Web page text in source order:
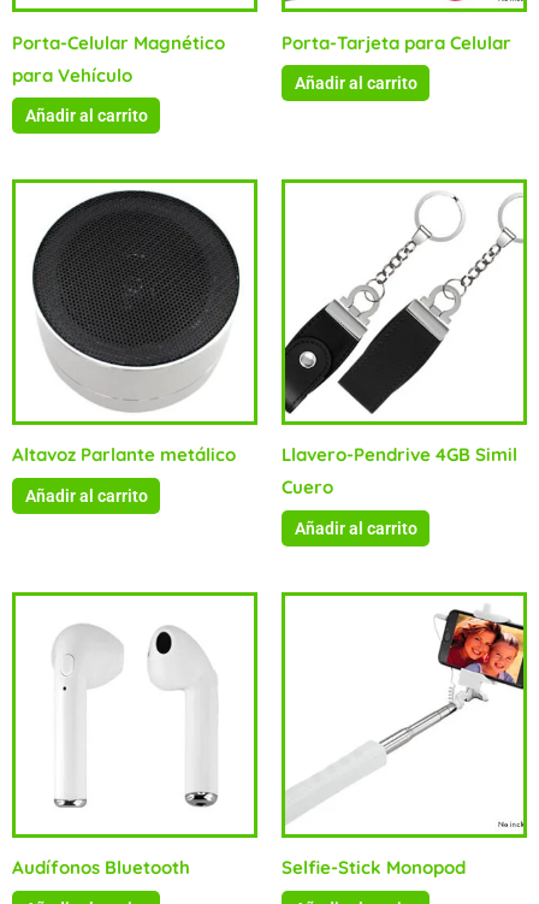
Porta-Celular Magnético
para Vehículo
Añadir al carrito
Porta-Tarjeta para Celular
Añadir al carrito
Altavoz Parlante metálico
Añadir al carrito
Llavero-Pendrive 4GB Simil
Cuero
Añadir al carrito
Audífonos Bluetooth Selfie-Stick Monopod